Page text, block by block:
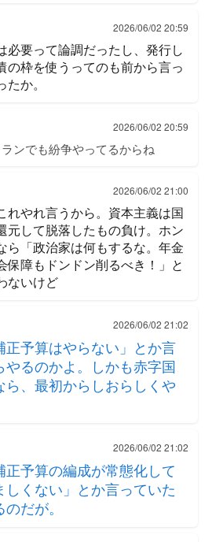
2026/06/02 20:59
必要って論調だったし、発行し
の枠を使うってのも前から言っ
か。
2026/06/02 20:59
ンでも紛争やってるからね
2026/06/02 21:00
れやれ言うから。資本主義は国
元して脱落したもの負け。ホン
ら「政治家は何もするな。年金
保障もドンドン削るべき！」と
ないけど
2026/06/02 21:02
正予算はやらない」とか言
やるのかよ。しかも赤字国
ら、最初からしおらしくや
2026/06/02 21:02
正予算の編成が常態化して
しくない」とか言っていた
だが。